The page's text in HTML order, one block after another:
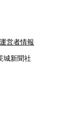
運営者情報
新聞社